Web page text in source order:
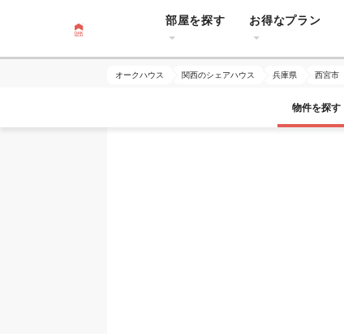
部屋を探す お得なプラン
オークハウス 関西のシェアハウス 兵庫県 西宮市
物件を探す